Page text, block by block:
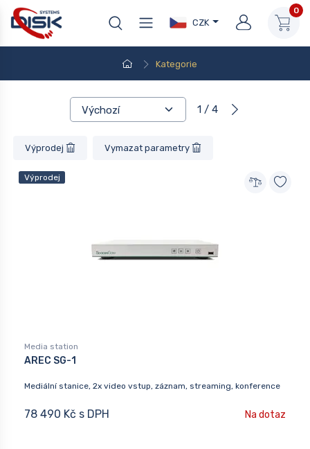
CZK
0
Kategorie
1 / 4
Výprodej Vymazat parametry
Výprodej
Media station
AREC SG-1
Mediální stanice, 2x video vstup, záznam, streaming, konference
78 490 Kč s DPH Na dotaz